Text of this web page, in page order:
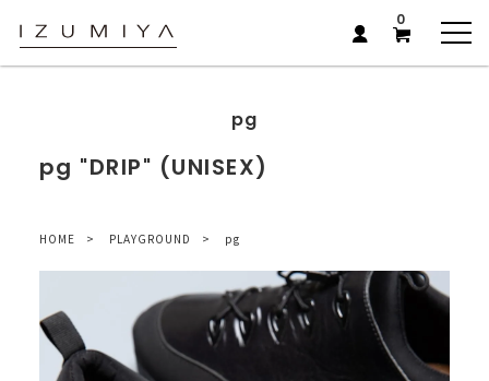
0
pg
pg "DRIP" (UNISEX)
HOME PLAYGROUND pg